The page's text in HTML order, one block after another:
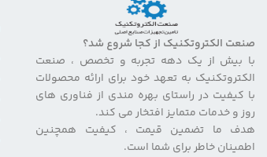
صنعت الکتروتکنیک از کجا شروع شد؟
با بیش از یک دهه تجربه و تخصص ، صنعت
الکتروتکنیک به تعهد خود برای ارائه محصولات
با کیفیت در راستای بهره مندی از فناوری های
روز و خدمات متمایز افتخار می کند.
هدف ما تضمین قیمت ، کیفیت همچنین
اطمینان خاطر برای شما است.